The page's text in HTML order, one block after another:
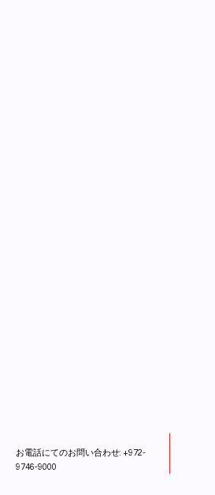
お電話にてのお問い合わせ: +972-
9746-9000